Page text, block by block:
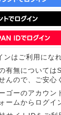
はご利用になれ
有無については
んので、ご安心
ゴーのアカウン
ームからログイ